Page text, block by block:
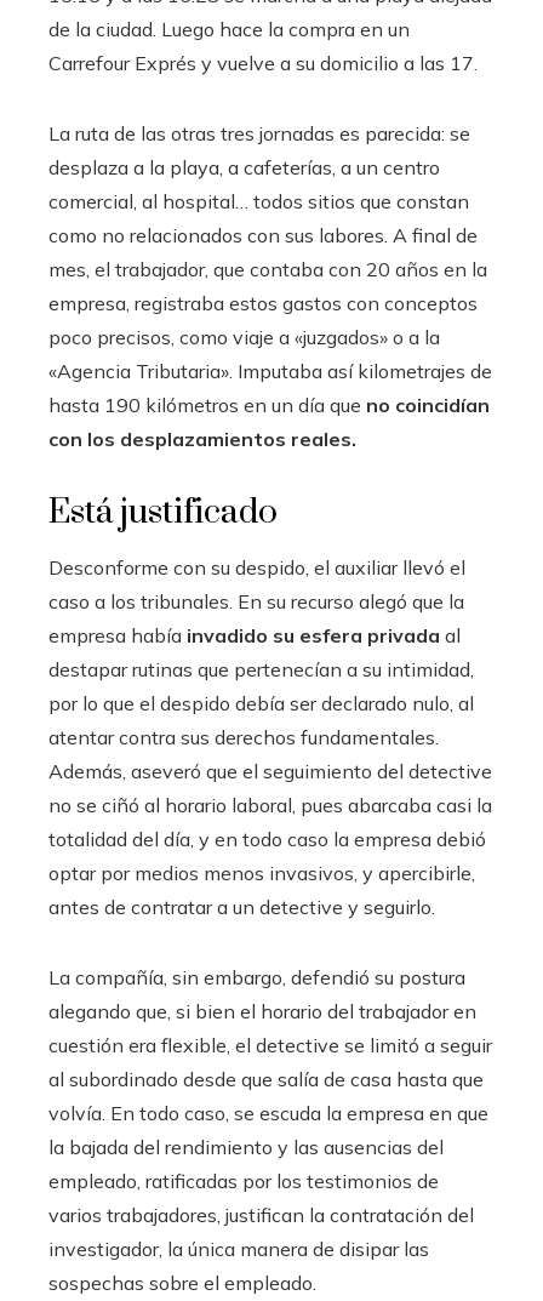
de la ciudad. Luego hace la compra en un
Carrefour Exprés y vuelve a su domicilio a las 17.
La ruta de las otras tres jornadas es parecida: se
desplaza a la playa, a cafeterías, a un centro
comercial, al hospital… todos sitios que constan
como no relacionados con sus labores. A final de
mes, el trabajador, que contaba con 20 años en la
empresa, registraba estos gastos con conceptos
poco precisos, como viaje a «juzgados» o a la
«Agencia Tributaria». Imputaba así kilometrajes de
hasta 190 kilómetros en un día que no coincidían
con los desplazamientos reales.
Está justificado
Desconforme con su despido, el auxiliar llevó el
caso a los tribunales. En su recurso alegó que la
empresa había invadido su esfera privada al
destapar rutinas que pertenecían a su intimidad,
por lo que el despido debía ser declarado nulo, al
atentar contra sus derechos fundamentales.
Además, aseveró que el seguimiento del detective
no se ciñó al horario laboral, pues abarcaba casi la
totalidad del día, y en todo caso la empresa debió
optar por medios menos invasivos, y apercibirle,
antes de contratar a un detective y seguirlo.
La compañía, sin embargo, defendió su postura
alegando que, si bien el horario del trabajador en
cuestión era flexible, el detective se limitó a seguir
al subordinado desde que salía de casa hasta que
volvía. En todo caso, se escuda la empresa en que
la bajada del rendimiento y las ausencias del
empleado, ratificadas por los testimonios de
varios trabajadores, justifican la contratación del
investigador, la única manera de disipar las
sospechas sobre el empleado.